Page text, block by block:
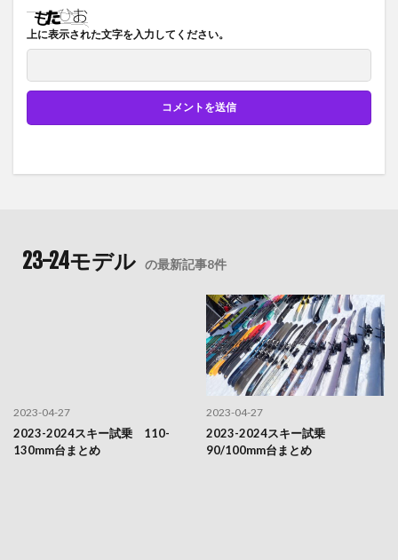
上に表示された文字を入力してください。
23-24モデル の最新記事8件
2023-04-27
2023-2024スキー試乗 110-
130mm台まとめ
2023-04-27
2023-2024スキー試乗
90/100mm台まとめ